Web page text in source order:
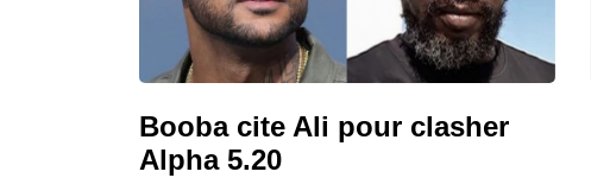
Booba cite Ali pour clasher
Alpha 5.20